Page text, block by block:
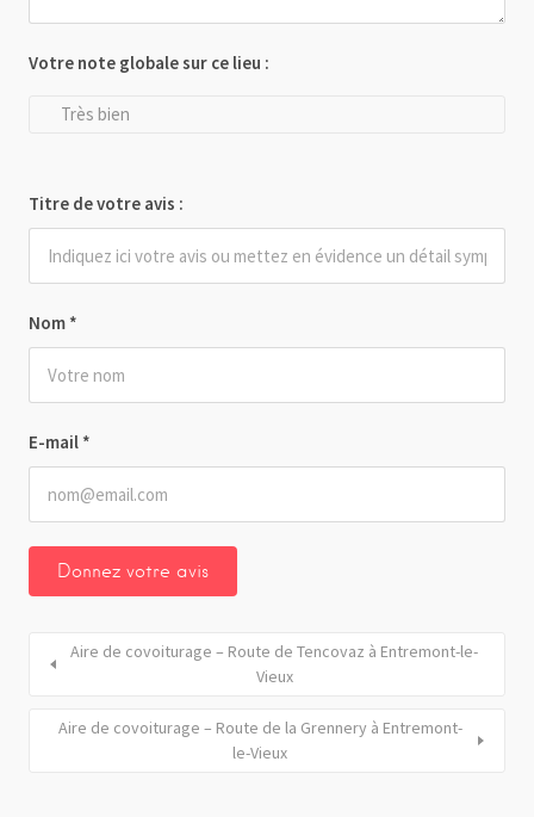
Nom *
E-mail *
Votre note globale sur ce lieu :
Très bien
Titre de votre avis :
Aire de covoiturage – Route de Tencovaz à Entremont-le-
Vieux
Aire de covoiturage – Route de la Grennery à Entremont-
le-Vieux